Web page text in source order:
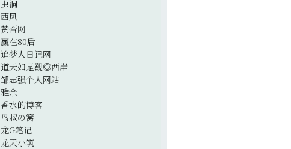
虫洞
西风
赞否网
赢在80后
追梦人日记网
道天如是觀◎西岸
邹志强个人网站
雅余
香水的博客
鸟叔の窝
龙G笔记
龙天小筑